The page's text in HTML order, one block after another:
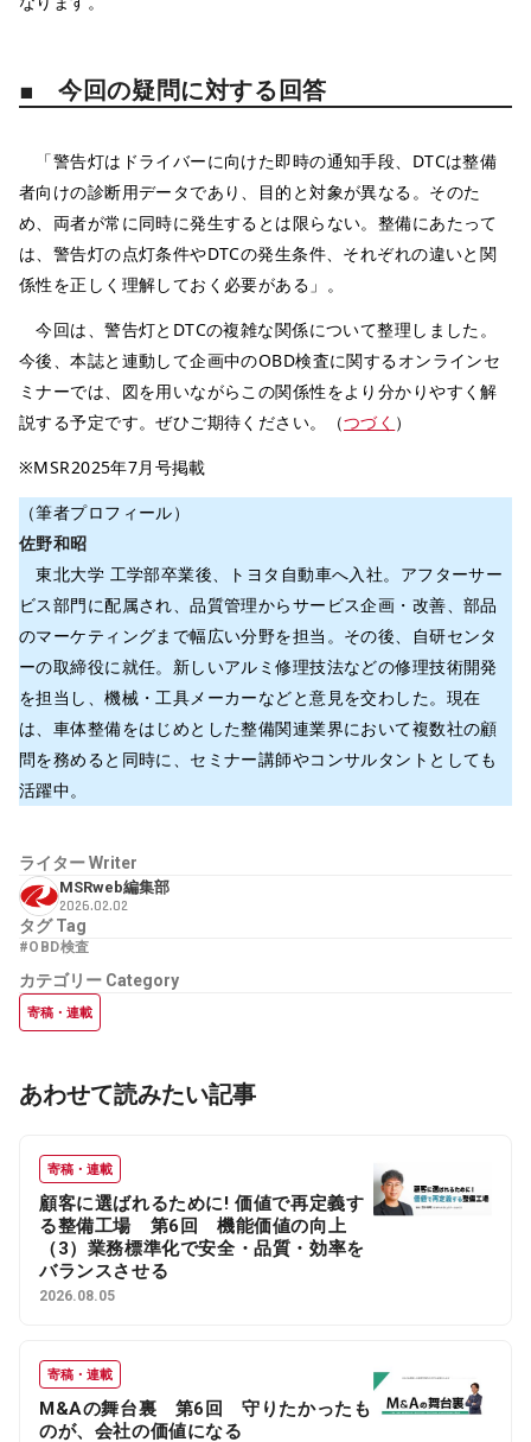
■ 今回の疑問に対する回答
「警告灯はドライバーに向けた即時の通知手段、DTCは整備
者向けの診断用データであり、目的と対象が異なる。そのた
め、両者が常に同時に発生するとは限らない。整備にあたって
は、警告灯の点灯条件やDTCの発生条件、それぞれの違いと関
係性を正しく理解しておく必要がある」。
今回は、警告灯とDTCの複雑な関係について整理しました。
今後、本誌と連動して企画中のOBD検査に関するオンラインセ
ミナーでは、図を用いながらこの関係性をより分かりやすく解
説する予定です。ぜひご期待ください。（つづく ）
※MSR2025年7月号掲載
（筆者プロフィール）
佐野和昭
東北大学 工学部卒業後、トヨタ自動車へ入社。アフターサー
ビス部門に配属され、品質管理からサービス企画・改善、部品
のマーケティングまで幅広い分野を担当。その後、自研センタ
ーの取締役に就任。新しいアルミ修理技法などの修理技術開発
を担当し、機械・工具メーカーなどと意見を交わした。現在
は、車体整備をはじめとした整備関連業界において複数社の顧
問を務めると同時に、セミナー講師やコンサルタントとしても
活躍中。
ライターWriter
MSRweb編集部
2026.02.02
タグTag
#OBD検査
カテゴリー Category
寄稿・連載
あわせて読みたい記事
寄稿・連載
顧客に選ばれるために! 価値で再定義す
る整備工場 第6回 機能価値の向上
（3）業務標準化で安全・品質・効率を
バランスさせる
2026.08.05
寄稿・連載
M&Aの舞台裏 第6回 守りたかったも
のが、会社の価値になる